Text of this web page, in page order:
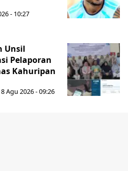
- 10:27
Unsil
Pelaporan
Kahuripan
Agu 2026 - 09:26